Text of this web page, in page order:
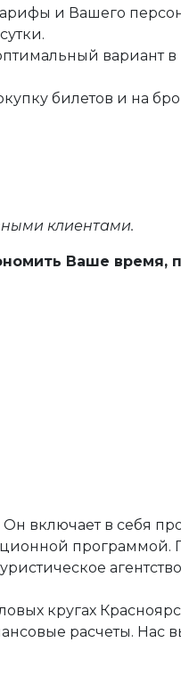
и Вашего
вариант
билетов и на
клиентами.
Ваше время,
Он включает в себя
программой.
кругах
расчеты. Нас